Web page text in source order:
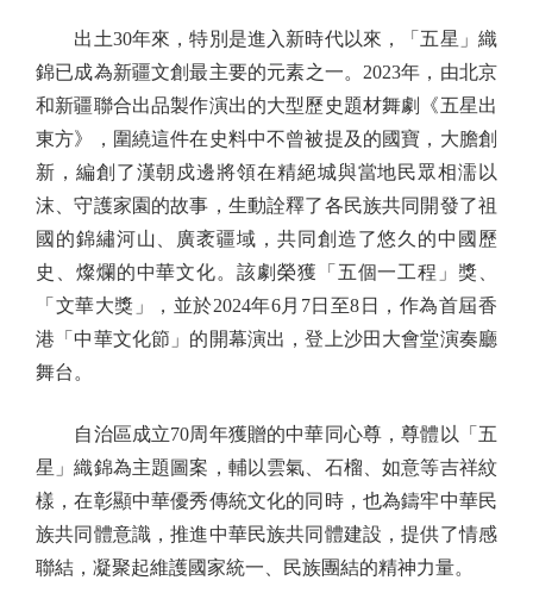
出土30年來，特別是進入新時代以來，「五星」織
錦已成為新疆文創最主要的元素之一。2023年，由北京
和新疆聯合出品製作演出的大型歷史題材舞劇《五星出
東方》，圍繞這件在史料中不曾被提及的國寶，大膽創
新，編創了漢朝戍邊將領在精絕城與當地民眾相濡以
沫、守護家園的故事，生動詮釋了各民族共同開發了祖
國的錦繡河山、廣袤疆域，共同創造了悠久的中國歷
史、燦爛的中華文化。該劇榮獲「五個一工程」獎、
「文華大獎」，並於2024年6月7日至8日，作為首屆香
港「中華文化節」的開幕演出，登上沙田大會堂演奏廳
舞台。
自治區成立70周年獲贈的中華同心尊，尊體以「五
星」織錦為主題圖案，輔以雲氣、石榴、如意等吉祥紋
樣，在彰顯中華優秀傳統文化的同時，也為鑄牢中華民
族共同體意識，推進中華民族共同體建設，提供了情感
聯結，凝聚起維護國家統一、民族團結的精神力量。